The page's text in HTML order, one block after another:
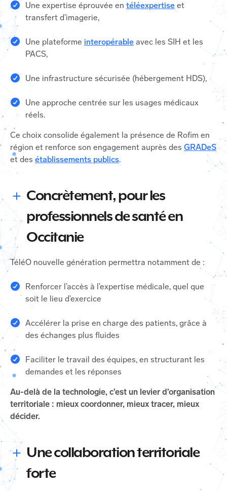
Une expertise éprouvée en téléexpertise et
transfert d’imagerie,
Une plateforme interopérable avec les SIH et les
PACS,
Une infrastructure sécurisée (hébergement HDS),
Une approche centrée sur les usages médicaux
réels.
Ce choix consolide également la présence de Rofim en
région et renforce son engagement auprès des GRADeS
et des établissements publics.
Concrètement, pour les
professionnels de santé en
Occitanie
TéléO nouvelle génération permettra notamment de :
Renforcer l’accès à l’expertise médicale, quel que
soit le lieu d’exercice
Accélérer la prise en charge des patients, grâce à
des échanges plus fluides
Faciliter le travail des équipes, en structurant les
demandes et les réponses
Au-delà de la technologie, c’est un levier d’organisation
territoriale : mieux coordonner, mieux tracer, mieux
décider.
Une collaboration territoriale
forte